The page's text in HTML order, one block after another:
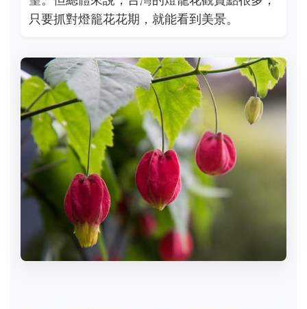
只要抓對燈籠花花期，就能看到美景。